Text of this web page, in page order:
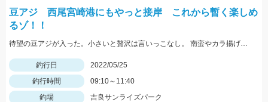
豆アジ 西尾宮崎港にもやっと接岸 これから暫く楽しめ
るゾ！！
待望の豆アジが入った。小さいと贅沢は言いっこなし。 南蛮やカラ揚げに最適。今だけの特典。
釣行日
2022/05/25
釣行時間
09:10～11:40
釣場
吉良サンライズパーク